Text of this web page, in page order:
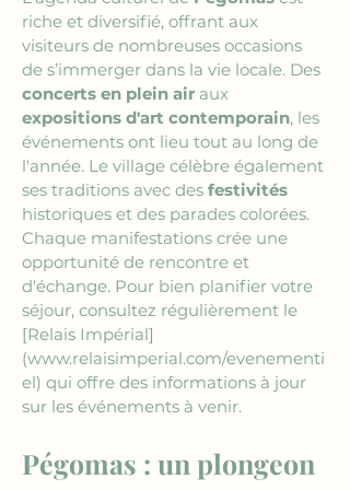
riche et diversifié, offrant aux
visiteurs de nombreuses occasions
de s’immerger dans la vie locale. Des
concerts en plein air aux
expositions d'art contemporain, les
événements ont lieu tout au long de
l'année. Le village célèbre également
ses traditions avec des festivités
historiques et des parades colorées.
Chaque manifestations crée une
opportunité de rencontre et
d'échange. Pour bien planifier votre
séjour, consultez régulièrement le
[Relais Impérial]
(www.relaisimperial.com/evenementi
el) qui offre des informations à jour
sur les événements à venir.
Pégomas : un plongeon